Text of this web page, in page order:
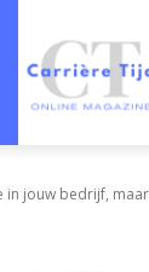
in jouw bedrijf,